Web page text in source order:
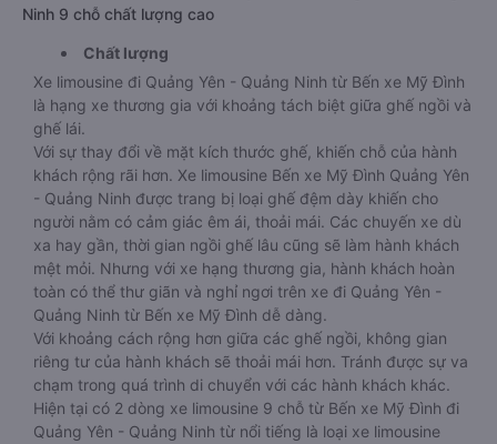
Ninh 9 chỗ chất lượng cao
Chất lượng
Xe limousine đi Quảng Yên - Quảng Ninh từ Bến xe Mỹ Đình
là hạng xe thương gia với khoảng tách biệt giữa ghế ngồi và
ghế lái.
Với sự thay đổi về mặt kích thước ghế, khiến chỗ của hành
khách rộng rãi hơn. Xe limousine Bến xe Mỹ Đình Quảng Yên
- Quảng Ninh được trang bị loại ghế đệm dày khiến cho
người nằm có cảm giác êm ái, thoải mái. Các chuyến xe dù
xa hay gần, thời gian ngồi ghế lâu cũng sẽ làm hành khách
mệt mỏi. Nhưng với xe hạng thương gia, hành khách hoàn
toàn có thể thư giãn và nghỉ ngơi trên xe đi Quảng Yên -
Quảng Ninh từ Bến xe Mỹ Đình dễ dàng.
Với khoảng cách rộng hơn giữa các ghế ngồi, không gian
riêng tư của hành khách sẽ thoải mái hơn. Tránh được sự va
chạm trong quá trình di chuyển với các hành khách khác.
Hiện tại có 2 dòng xe limousine 9 chỗ từ Bến xe Mỹ Đình đi
Quảng Yên - Quảng Ninh từ nổi tiếng là loại xe limousine